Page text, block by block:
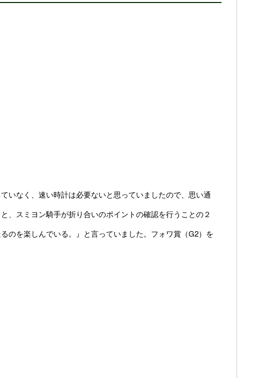
いなく、速い時計は必要ないと思っていましたので、思い通
、スミヨン騎手が折り合いのポイントの確認を行うことの２
のを楽しんでいる。』と言っていました。フォワ賞（G2）を